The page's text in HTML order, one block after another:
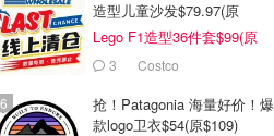
造型儿童沙发$79.97(原
$129.99)
Lego F1造型36件套$99(原
$159)
3 Costco
抢！Patagonia 海量好价！爆
款logo卫衣$54(原$109)